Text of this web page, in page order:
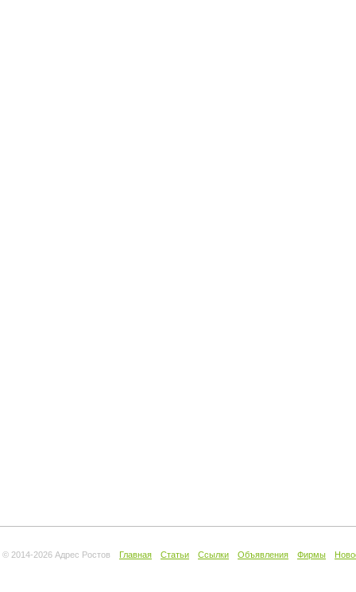
© 2014-2026 Адрес Ростов Главная Статьи Ссылки Объявления Фирмы